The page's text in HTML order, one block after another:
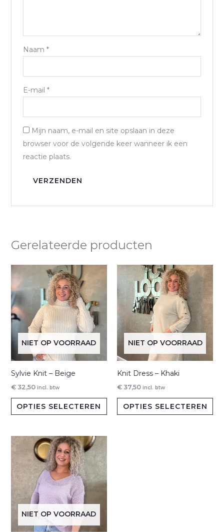
Naam *
E-mail *
Mijn naam, e-mail en site opslaan in deze
browser voor de volgende keer wanneer ik een
reactie plaats.
Gerelateerde producten
NIET OP VOORRAAD
Sylvie Knit – Beige
€32,50 incl. btw
OPTIES SELECTEREN
Dit
product
optie
kan
NIET OP VOORRAAD
Knit Dress – Khaki
€ 37,50 incl. btw
OPTIES SELECTEREN
Dit
NIET OP VOORRAAD